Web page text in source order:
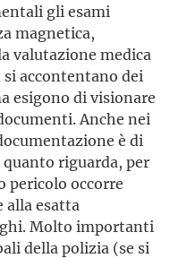
gli esami
magnetica,
valutazione medica
accontentano dei
esigono di visionare
Anche nei
è di
riguarda, per
pericolo occorre
alla esatta
Molto importanti
della polizia (se si